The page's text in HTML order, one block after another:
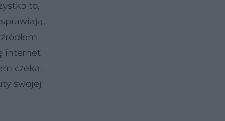
to,
internet
czeka.
swojej